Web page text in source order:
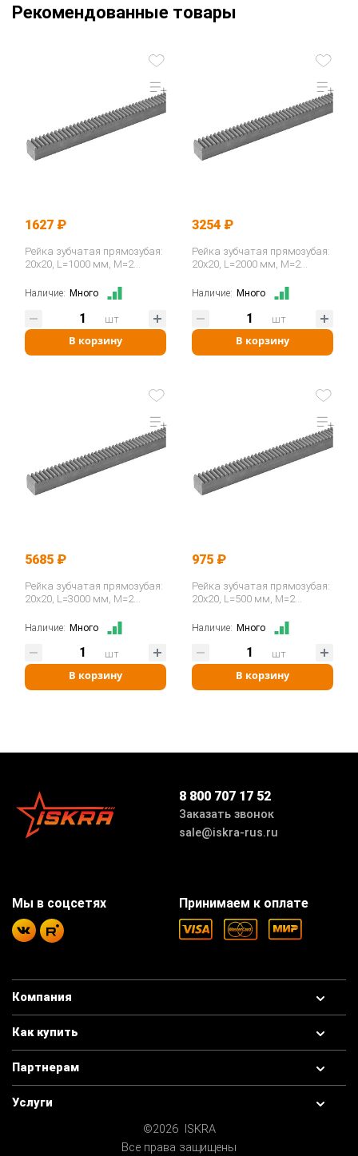
Рекомендованные товары
1627 ₽
Рейка зубчатая прямозубая:
20x20, L=1000 мм, M=2
Наличие: Много
В корзину
шт
3254 ₽
Рейка зубчатая прямозубая:
20x20, L=2000 мм, M=2
Наличие: Много
В корзину
шт
5685 ₽
Рейка зубчатая прямозубая:
20x20, L=3000 мм, M=2
Наличие: Много
В корзину
шт
975 ₽
Рейка зубчатая прямозубая:
20x20, L=500 мм, M=2
Наличие: Много
В корзину
шт
8 800 707 17 52
Заказать звонок
sale@iskra-rus.ru
Компания
Как купить
Партнерам
Услуги
©2026 ISKRA
Все права защищены
Принимаем к оплате
Мы в соцсетях